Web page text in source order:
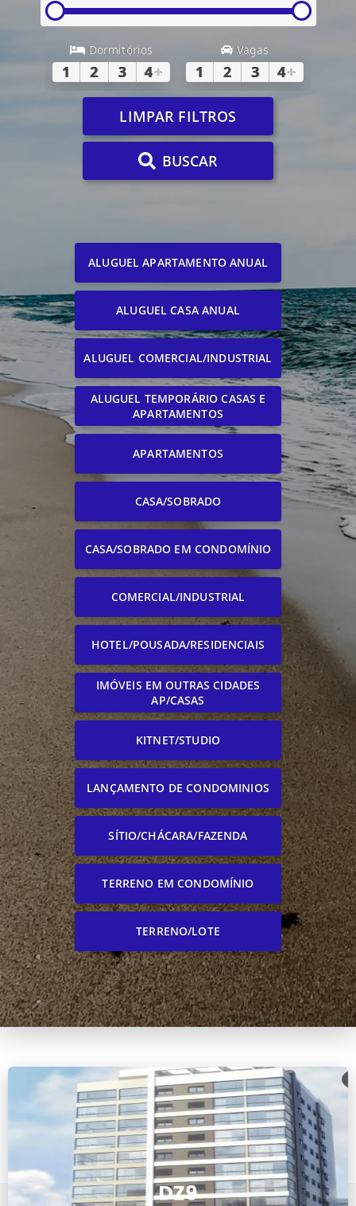
Dormitórios
1 2 3 4+
Vagas
1 2 3 4+
LIMPAR FILTROS
BUSCAR
ALUGUEL APARTAMENTO ANUAL
ALUGUEL CASA ANUAL
ALUGUEL COMERCIAL/INDUSTRIAL
ALUGUEL TEMPORÁRIO CASAS E
APARTAMENTOS
APARTAMENTOS
CASA/SOBRADO
CASA/SOBRADO EM CONDOMÍNIO
COMERCIAL/INDUSTRIAL
HOTEL/POUSADA/RESIDENCIAIS
IMÓVEIS EM OUTRAS CIDADES
AP/CASAS
KITNET/STUDIO
LANÇAMENTO DE CONDOMINIOS
SÍTIO/CHÁCARA/FAZENDA
TERRENO EM CONDOMÍNIO
TERRENO/LOTE